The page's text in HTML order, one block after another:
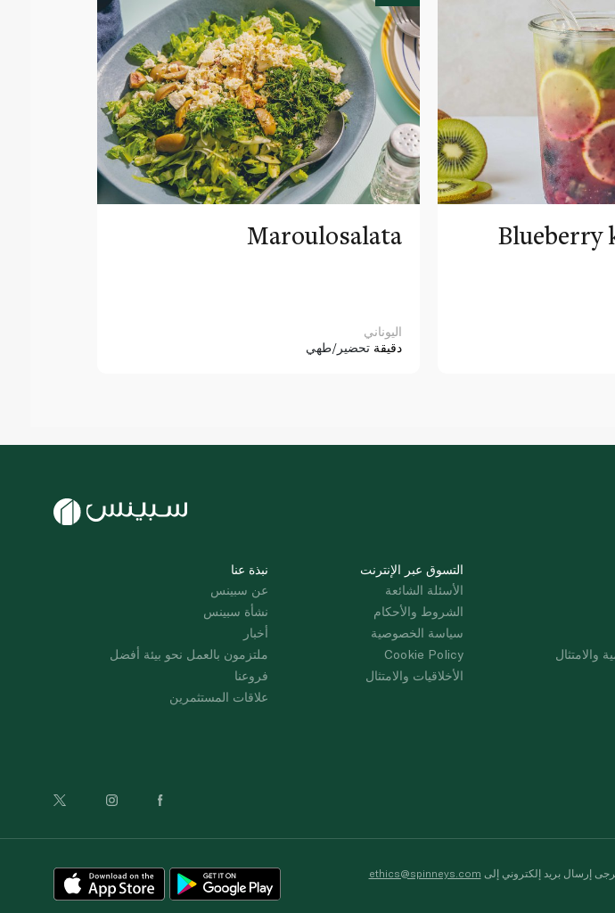
Maroulosalata
اليوناني
دقيقة تحضير/طهي
Blueberry
نبذة عنا
عن سبينس
نشأة سبينس
أخبار
ملتزمون بالعمل نحو بيئة أفضل
فروعنا
علاقات المستثمرين
التسوق عبر الإنترنت
الأسئلة الشائعة
الشروط والأحكام
سياسة الخصوصية
Cookie Policy
الأخلاقيات والامتثال
والامتثال
إرسال بريد إلكتروني إلى ethics@spinneys.com